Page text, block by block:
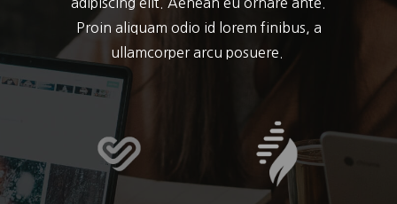
Proin aliquam odio id lorem finibus, a
ullamcorper arcu posuere.